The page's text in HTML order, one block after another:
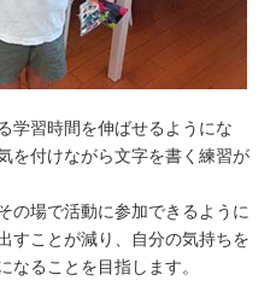
学習時間を伸ばせるようにな
を付けながら文字を書く練習が
の場で活動に参加できるように
すことが減り、自分の気持ちを
なることを目指します。